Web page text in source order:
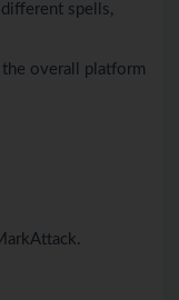
spells,
overall platform